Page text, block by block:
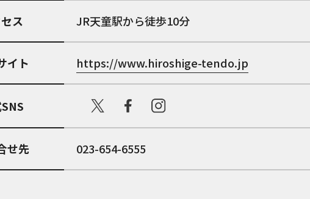
ス JR天童駅から徒歩10分
イト https://www.hiroshige-tendo.jp
せ先 023-654-6555